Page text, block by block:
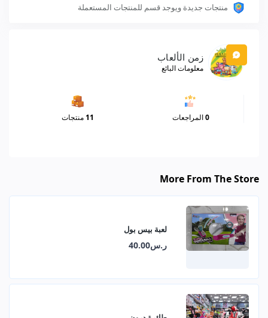
منتجات جديدة ويوجد قسم للمنتجات المستعملة
زمن الألعاب
معلومات البائع
0المراجعات 11منتجات
More From The Store
لعبة بيس بول
ر.س40.00